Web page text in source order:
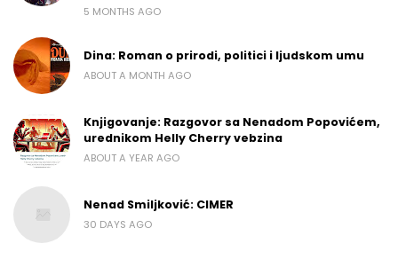
5 MONTHS AGO
Dina: Roman o prirodi, politici i ljudskom umu
ABOUT A MONTH AGO
Knjigovanje: Razgovor sa Nenadom Popovićem,
urednikom Helly Cherry vebzina
ABOUT A YEAR AGO
Nenad Smiljković: CIMER
30 DAYS AGO